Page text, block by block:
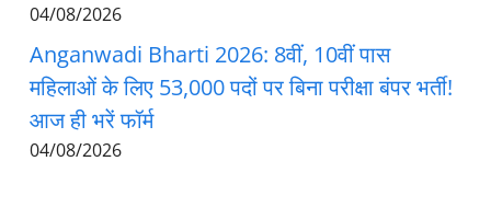
04/08/2026
Anganwadi Bharti 2026: 8वीं, 10वीं पास
महिलाओं के लिए 53,000 पदों पर बिना परीक्षा बंपर भर्ती!
आज ही भरें फॉर्म
04/08/2026